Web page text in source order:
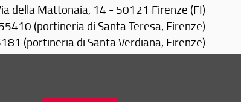
della Mattonaia, 14 - 50121 Firenze (FI)
(portineria di Santa Teresa, Firenze)
(portineria di Santa Verdiana, Firenze)
(portineria Design Campus, Calenzano)